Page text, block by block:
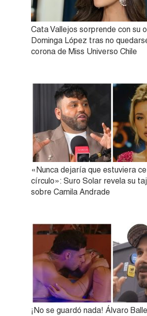
Cata Vallejos sorprende con su
Dominga López tras no
corona de Miss Universo Chile
«Nunca dejaría que estuviera
círculo»: Suro Solar revela su
sobre Camila Andrade
¡No se guardó nada! Álvaro